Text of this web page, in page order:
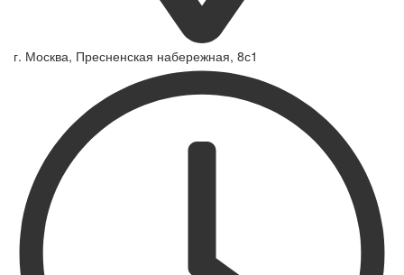
г. Москва, Пресненская набережная, 8с1